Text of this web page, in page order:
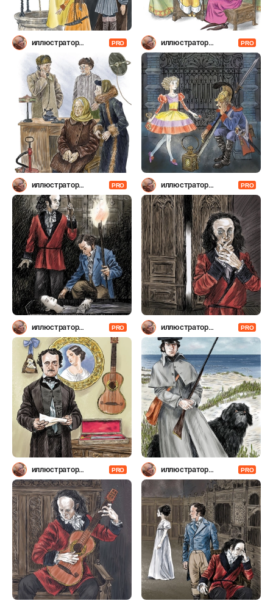
иллюстратор
Шевченко
PRO
иллюстратор
Шевченко
PRO
иллюстратор
Шевченко
PRO
иллюстратор
Шевченко
PRO
иллюстратор
Шевченко
PRO
иллюстратор
Шевченко
PRO
иллюстратор
Шевченко
PRO
иллюстратор
Шевченко
PRO